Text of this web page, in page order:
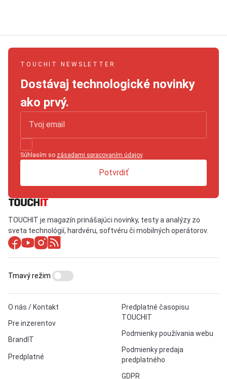
TOUCHIT NEWSLETTER
Dostávaj technologické novinky
ako prvý.
Súhlasím so zásadami spracovaním údajov.
Potvrdiť
TOUCHIT je magazín prinášajúci novinky, testy a analýzy zo
sveta technológií, hardvéru, softvéru či mobilných operátorov.
O nás / Kontakt
Pre inzerentov
BrandIT
Predplatné
Predplatné časopisu
TOUCHIT
Podmienky používania webu
Podmienky predaja
predplatného
GDPR
Tmavý režim